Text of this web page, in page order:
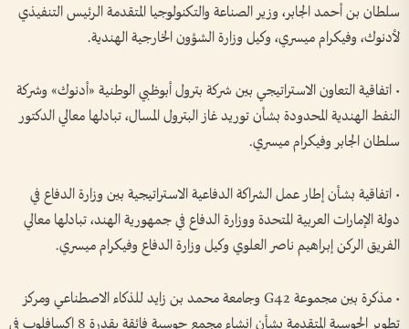
سلطان بن أحمد الجابر، وزير الصناعة والتكنولوجيا المتقدمة الرئيس التنفيذي
لأدنوك، وفيكرام ميسري، وكيل وزارة الشؤون الخارجية الهندية.
• اتفاقية التعاون الاستراتيجي بين شركة بترول أبوظبي الوطنية «أدنوك» وشركة
النفط الهندية المحدودة بشأن توريد غاز البترول المسال، تبادلها معالي الدكتور
سلطان الجابر وفيكرام ميسري.
• اتفاقية بشأن إطار عمل الشراكة الدفاعية الاستراتيجية بين وزارة الدفاع في
دولة الإمارات العربية المتحدة ووزارة الدفاع في جمهورية الهند، تبادلها معالي
الفريق الركن إبراهيم ناصر العلوي وكيل وزارة الدفاع وفيكرام ميسري.
• مذكرة بين مجموعة G42 وجامعة محمد بن زايد للذكاء الاصطناعي ومركز
تطوير الحوسبة المتقدمة بشأن إنشاء مجمع حوسبة فائقة بقدرة 8 إكسافلوب في